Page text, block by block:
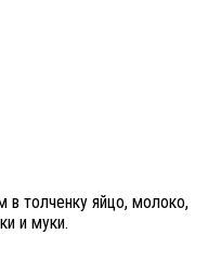
толченку яйцо, молоко,
и муки.